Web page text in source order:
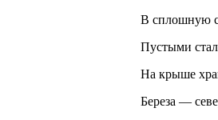
В сплошную
Пустыми
На крыше
Береза —